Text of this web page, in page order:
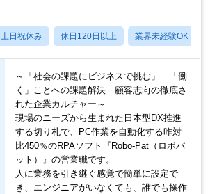
土日祝休み 休日120日以上 業界未経験OK
～「社会の課題にビジネスで挑む」 「働
く」ことへの課題解決 顧客志向の徹底さ
れた企業カルチャー～
現場のニーズから生まれた日本型DX推進
する切り札で、PC作業を自動化する昨対
比450％のRPAソフト『Robo-Pat（ロボパ
ット）』の営業職です。
人に業務を引き継ぐ感覚で簡単に設定で
き、エンジニアがいなくても、誰でも操作